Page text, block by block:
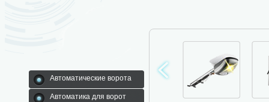
Автоматические ворота
Автоматика для ворот